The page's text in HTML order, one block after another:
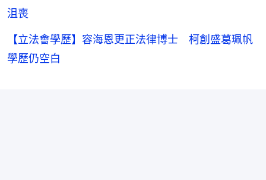
沮喪
【立法會學歷】容海恩更正法律博士 柯創盛葛珮帆
學歷仍空白